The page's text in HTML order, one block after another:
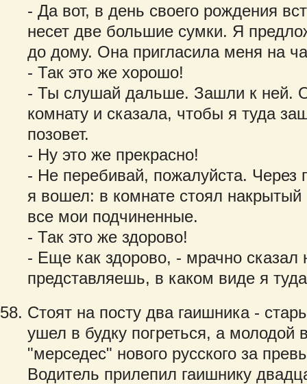
- Да вот, в день своего рождения
несет две большие сумки. Я
до дому. Она пригласила меня на
- Так это же хорошо!
- Ты слушай дальше. Зашли к ней.
комнату и сказала, чтобы я туда
позовет.
- Ну это же прекрасно!
- Не перебивай, пожалуйста. Через
я вошел: в комнате стоял
все мои подчиненные.
- Так это же здорово!
- Еще как здорово, - мрачно сказал
представляешь, в каком виде я
Стоят на посту два гаишника -
ушел в будку погреться, а молодой
"мерседес" нового русского за
Водитель прилепил гаишнику